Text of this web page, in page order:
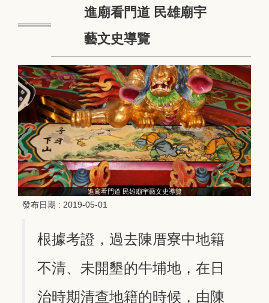
進廟看門道 民雄廟宇
藝文史導覽
進廟看門道 民雄廟宇藝文史導覽
發布日期 : 2019-05-01
根據考證，過去陳厝寮中地籍
不清、未開墾的牛埔地，在日
治時期清查地籍的時候，由陳